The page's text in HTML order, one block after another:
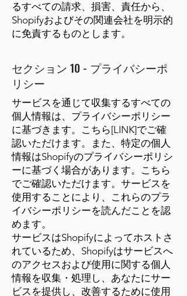
るすべての請求、損害、責任から、
Shopifyおよびその関連会社を明示的
に免責するものとします。
セクション 10 - プライバシーポ
リシー
サービスを通じて収集するすべての
個人情報は、プライバシーポリシー
に基づきます。こちら[LINK]でご確
認いただけます。また、特定の個人
情報はShopifyのプライバシーポリシ
ーに基づく場合があります。こちら
でご確認いただけます。サービスを
使用することにより、これらのプラ
イバシーポリシーを読んだことを認
めます。
サービスはShopifyによってホストさ
れているため、Shopifyはサービスへ
のアクセスおよび使用に関する個人
情報を収集・処理し、あなたにサー
ビスを提供し、改善するために使用